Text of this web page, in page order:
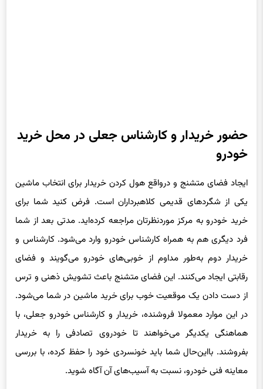
حضور خریدار و کارشناس جعلی در محل خرید
خودرو
ایجاد فضای متشنج و درواقع هول کردن خریدار برای انتخاب ماشین
یکی از شگردهای قدیمی کلاهبرداران است. فرض کنید شما برای
خرید خودرو به مرکز مورد‌نظرتان مراجعه کرده‌اید. مدتی بعد از شما
فرد دیگری هم به همراه کارشناس خودرو وارد می‌شود. کارشناس و
خریدار دوم به‌طور مداوم از خوبی‌های خودرو می‌گویند و فضای
رقابتی ایجاد می‌کنند. این فضای متشنج باعث تشویش ذهنی و ترس
از دست دادن یک موقعیت خوب برای خرید ماشین در شما می‌شود.
در این موارد معمولا فروشنده، خریدار و کارشناس خودرو جعلی، با
هماهنگی یکدیگر می‌خواهند تا خودروی تصادفی را به خریدار
بفروشند. با‌این‌حال شما باید خونسردی خود را حفظ کرده، با بررسی
معاینه فنی خودرو، نسبت به آسیب‌های آن آگاه شوید.